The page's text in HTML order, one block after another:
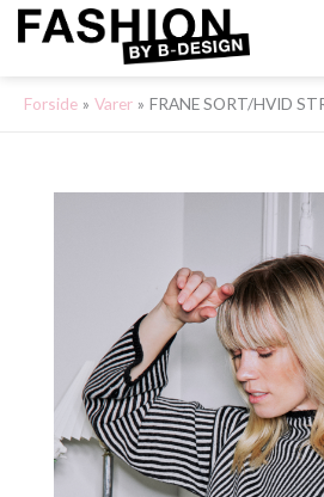
Gå
Forside Varer FRANE SORT/HVID